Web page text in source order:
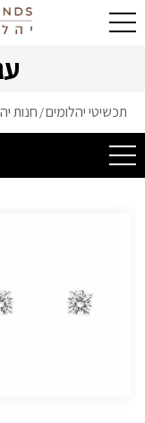
תכשיטי יהלומים/ חנות